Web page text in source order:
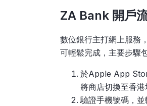
ZA Bank 開戶
數位銀行主打網上服務
可輕鬆完成，主要步驟
於Apple App
將商店切換至香
驗證手機號碼，